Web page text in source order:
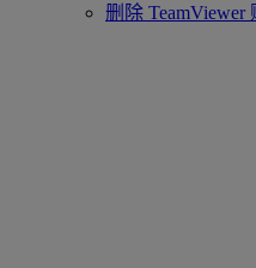
删除 TeamViewer